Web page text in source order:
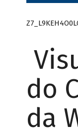
do
da